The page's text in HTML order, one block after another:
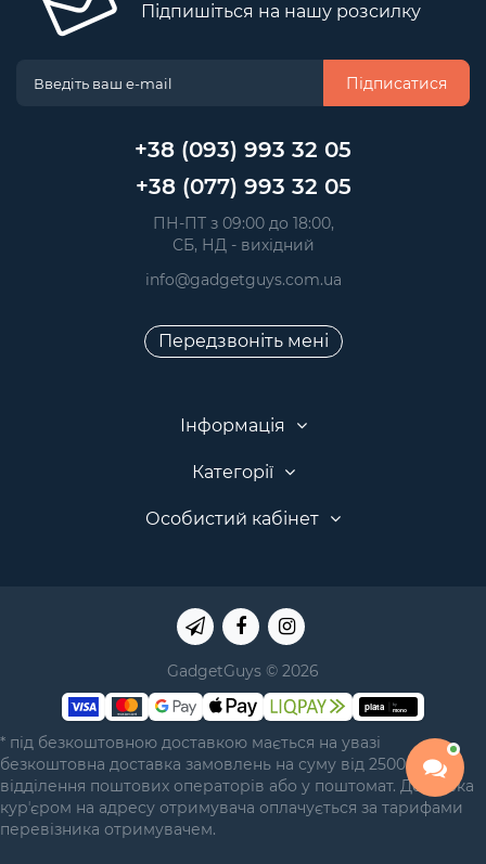
Підпишіться на нашу розсилку
Підписатися
+38 (093) 993 32 05
+38 (077) 993 32 05
ПН-ПТ з 09:00 до 18:00,
СБ, НД - вихідний
info@gadgetguys.com.ua
Передзвоніть мені
Інформація
Категорії
Особистий кабінет
GadgetGuys © 2026
* під безкоштовною доставкою мається на увазі
безкоштовна доставка замовлень на суму від 2500 грн у
відділення поштових операторів або у поштомат. Доставка
курʼєром на адресу отримувача оплачується за тарифами
перевізника отримувачем.